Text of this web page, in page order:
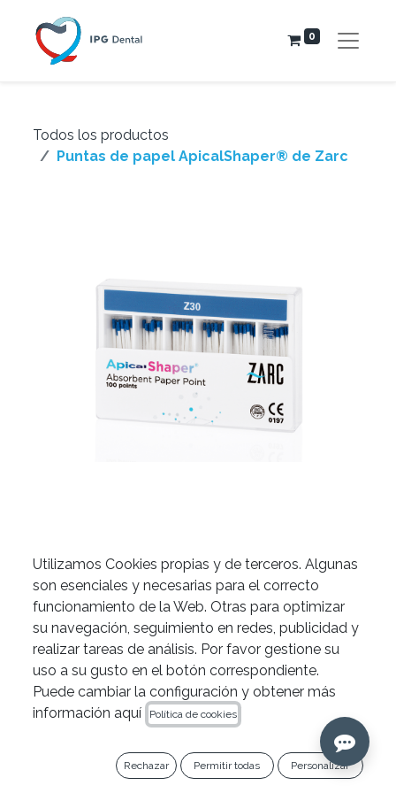
0
Todos los productos
Puntas de papel ApicalShaper® de Zarc
Puntas de papel
ApicalShaper® de Zarc
OFERTA 10 +1
Añade 11 cajas al carrito y llévate 1 gratis (el de
menor importe).
Utilizamos Cookies propias y de terceros. Algunas
son esenciales y necesarias para el correcto
funcionamiento de la Web. Otras para optimizar
su navegación, seguimiento en redes, publicidad y
realizar tareas de análisis. Por favor gestione su
uso a su gusto en el botón correspondiente.
Puede cambiar la configuración y obtener más
información aquí
Política de cookies
Rechazar Permitir todas Personalizar